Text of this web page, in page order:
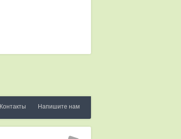
Контакты Напишите нам